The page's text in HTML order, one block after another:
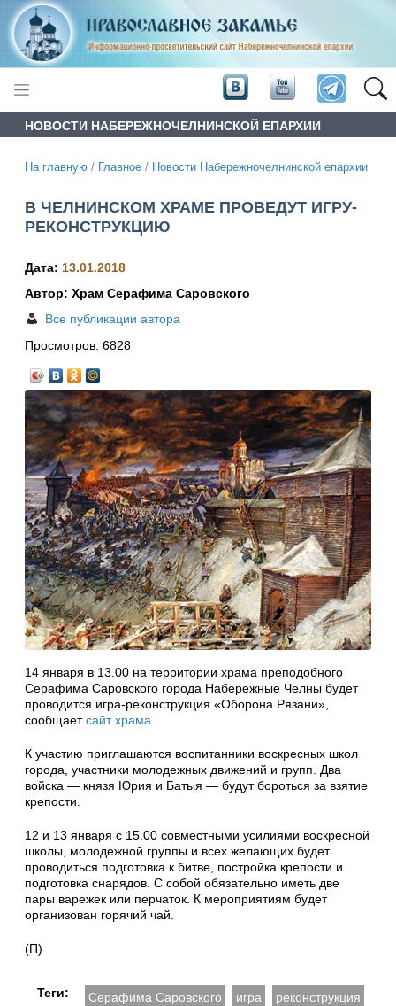
НОВОСТИ НАБЕРЕЖНОЧЕЛНИНСКОЙ ЕПАРХИИ
На главную / Главное / Новости Набережночелнинской епархии
В ЧЕЛНИНСКОМ ХРАМЕ ПРОВЕДУТ ИГРУ-
РЕКОНСТРУКЦИЮ
Дата: 13.01.2018
Автор: Храм Серафима Саровского
Все публикации автора
Просмотров: 6828
14 января в 13.00 на территории храма преподобного
Серафима Саровского города Набережные Челны будет
проводится игра-реконструкция «Оборона Рязани»,
сообщаетсайт храма.
К участию приглашаются воспитанники воскресных школ
города, участники молодежных движений и групп. Два
войска — князя Юрия и Батыя — будут бороться за взятие
крепости.
12 и 13 января с 15.00 совместными усилиями воскресной
школы, молодежной группы и всех желающих будет
проводиться подготовка к битве, постройка крепости и
подготовка снарядов. С собой обязательно иметь две
пары варежек или перчаток. К мероприятиям будет
организован горячий чай.
(П)
Теги: Серафима Саровского игра реконструкция